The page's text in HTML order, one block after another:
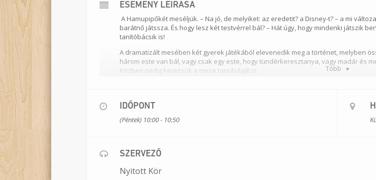
Több
ESEMÉNY LEÍRÁSA
A Hamupipőkét meséljük. – Na jó, de melyiket: az eredetit? a Disney-t? – a mi
barátnő játssza. És hogy lesz két testvérrel bál? – Hát úgy, hogy mindenki játszik
tanítóbácsik is!
A dramatizált mesében két gyerek játékából elevenedik meg a történet, melyben
három este van bál, vagy csak egy este, hogy tündérkeresztanya, vagy madár és
Közben pedig keressük a mese tanulságát is.
Játsszák:Császár Réka, Kecskés Anna, Meszlényi–Bodnár Zoltán
Rendező: Meszlényi–Bodnár Zoltán
Időtartam:kb. 90 perc
Bemutató:2022. március 28.
IDŐPONT
(Péntek) 10:00 - 10:50
SZERVEZŐ
Nyitott Kör